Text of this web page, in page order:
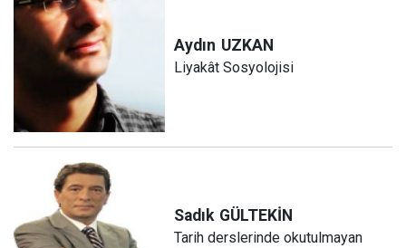
Aydın UZKAN
Liyakât Sosyolojisi
Sadık GÜLTEKİN
Tarih derslerinde okutulmayan